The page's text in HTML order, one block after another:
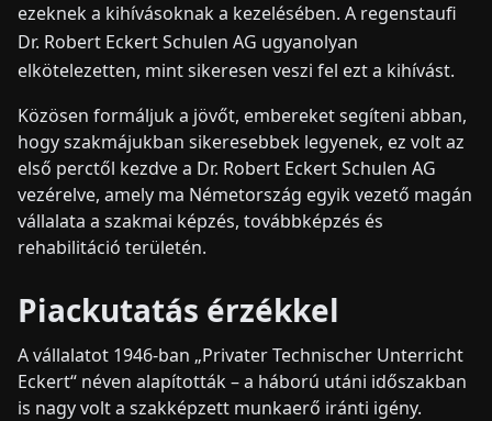
ezeknek a kihívásoknak a kezelésében. A regenstaufi
Dr. Robert Eckert Schulen AG ugyanolyan
elkötelezetten, mint sikeresen veszi fel ezt a kihívást.
Közösen formáljuk a jövőt, embereket segíteni abban,
hogy szakmájukban sikeresebbek legyenek, ez volt az
első perctől kezdve a Dr. Robert Eckert Schulen AG
vezérelve, amely ma Németország egyik vezető magán
vállalata a szakmai képzés, továbbképzés és
rehabilitáció területén.
Piackutatás érzékkel
A vállalatot 1946-ban „Privater Technischer Unterricht
Eckert“ néven alapították – a háború utáni időszakban
is nagy volt a szakképzett munkaerő iránti igény.